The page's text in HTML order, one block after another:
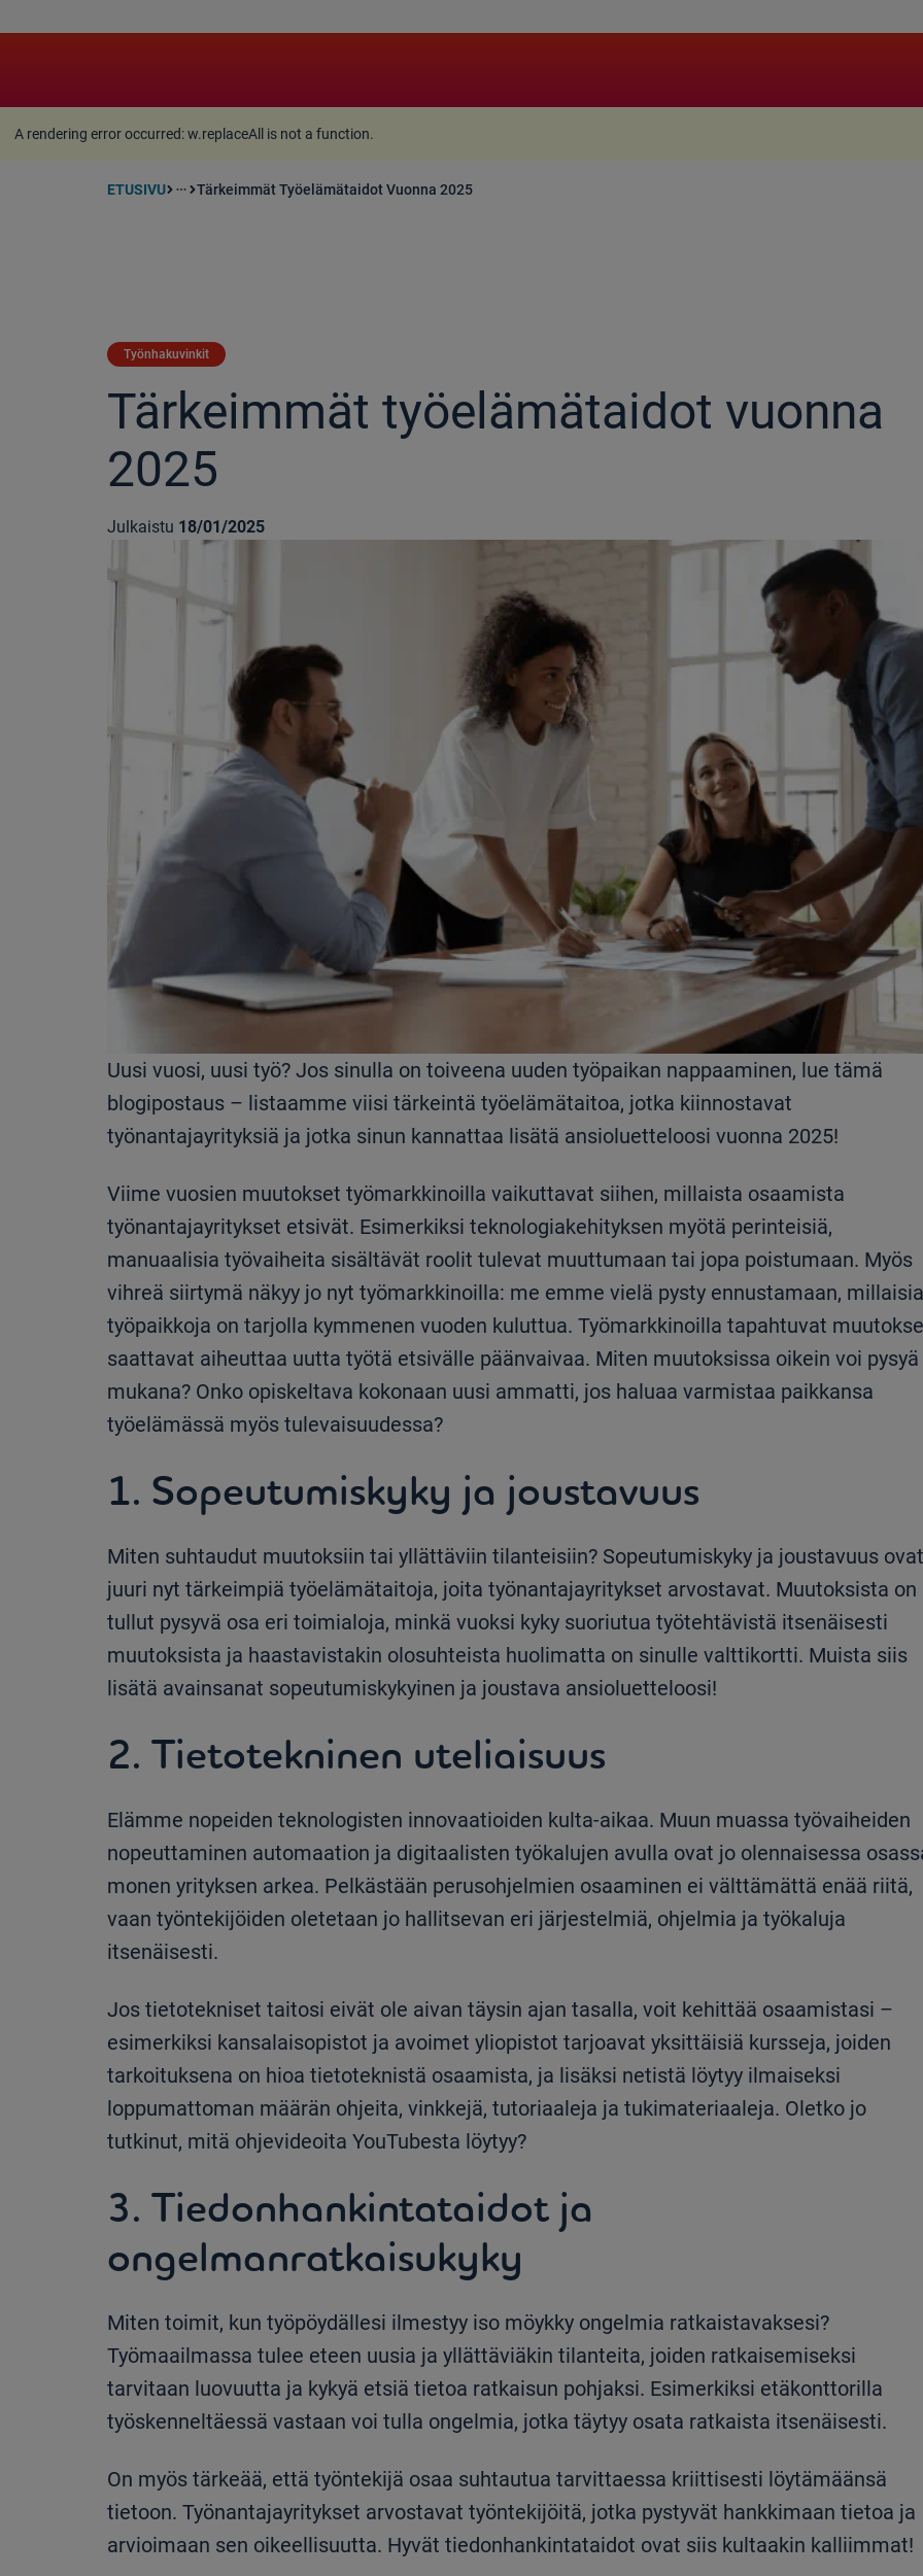
A rendering error occurred:w.replaceAll is not a function.
A rendering error occurred:w.replaceAll is not a function.
ETUSIVU more_horiz Tärkeimmät Työelämätaidot Vuonna 2025
Työnhakuvinkit
Tärkeimmät työelämätaidot vuonna
2025
Julkaistu 18/01/2025
Uusi vuosi, uusi työ? Jos sinulla on toiveena uuden työpaikan nappaaminen, lue tämä
blogipostaus – listaamme viisi tärkeintä työelämätaitoa, jotka kiinnostavat
työnantajayrityksiä ja jotka sinun kannattaa lisätä ansioluetteloosi vuonna 2025!
Viime vuosien muutokset työmarkkinoilla vaikuttavat siihen, millaista osaamista
työnantajayritykset etsivät. Esimerkiksi teknologiakehityksen myötä perinteisiä,
manuaalisia työvaiheita sisältävät roolit tulevat muuttumaan tai jopa poistumaan. Myös
vihreä siirtymä näkyy jo nyt työmarkkinoilla: me emme vielä pysty ennustamaan, millaisia
työpaikkoja on tarjolla kymmenen vuoden kuluttua. Työmarkkinoilla tapahtuvat
saattavat aiheuttaa uutta työtä etsivälle päänvaivaa. Miten muutoksissa oikein voi pysyä
mukana? Onko opiskeltava kokonaan uusi ammatti, jos haluaa varmistaa paikkansa
työelämässä myös tulevaisuudessa?
1. Sopeutumiskyky ja joustavuus
Miten suhtaudut muutoksiin tai yllättäviin tilanteisiin? Sopeutumiskyky ja joustavuus ovat
juuri nyt tärkeimpiä työelämätaitoja, joita työnantajayritykset arvostavat. Muutoksista on
tullut pysyvä osa eri toimialoja, minkä vuoksi kyky suoriutua työtehtävistä itsenäisesti
muutoksista ja haastavistakin olosuhteista huolimatta on sinulle valttikortti. Muista siis
lisätä avainsanat sopeutumiskykyinen ja joustava ansioluetteloosi!
2. Tietotekninen uteliaisuus
Elämme nopeiden teknologisten innovaatioiden kulta-aikaa. Muun muassa työvaiheiden
nopeuttaminen automaation ja digitaalisten työkalujen avulla ovat jo olennaisessa
monen yrityksen arkea. Pelkästään perusohjelmien osaaminen ei välttämättä enää riitä,
vaan työntekijöiden oletetaan jo hallitsevan eri järjestelmiä, ohjelmia ja työkaluja
itsenäisesti.
Jos tietotekniset taitosi eivät ole aivan täysin ajan tasalla, voit kehittää osaamistasi –
esimerkiksi kansalaisopistot ja avoimet yliopistot tarjoavat yksittäisiä kursseja, joiden
tarkoituksena on hioa tietoteknistä osaamista, ja lisäksi netistä löytyy ilmaiseksi
loppumattoman määrän ohjeita, vinkkejä, tutoriaaleja ja tukimateriaaleja. Oletko jo
tutkinut, mitä ohjevideoita YouTubesta löytyy?
3. Tiedonhankintataidot ja
ongelmanratkaisukyky
Miten toimit, kun työpöydällesi ilmestyy iso möykky ongelmia ratkaistavaksesi?
Työmaailmassa tulee eteen uusia ja yllättäviäkin tilanteita, joiden ratkaisemiseksi
tarvitaan luovuutta ja kykyä etsiä tietoa ratkaisun pohjaksi. Esimerkiksi etäkonttorilla
työskenneltäessä vastaan voi tulla ongelmia, jotka täytyy osata ratkaista itsenäisesti.
On myös tärkeää, että työntekijä osaa suhtautua tarvittaessa kriittisesti löytämäänsä
tietoon. Työnantajayritykset arvostavat työntekijöitä, jotka pystyvät hankkimaan tietoa ja
arvioimaan sen oikeellisuutta. Hyvät tiedonhankintataidot ovat siis kultaakin kalliimmat!